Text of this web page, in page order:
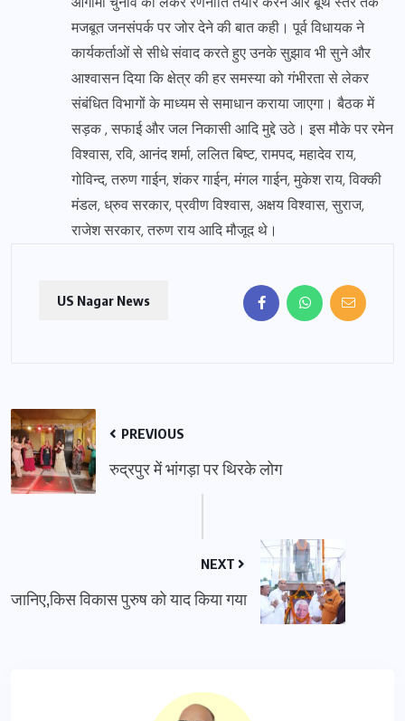
मजबूत जनसंपर्क पर जोर देने की बात कही। पूर्व विधायक ने
कार्यकर्ताओं से सीधे संवाद करते हुए उनके सुझाव भी सुने और
आश्वासन दिया कि क्षेत्र की हर समस्या को गंभीरता से लेकर
संबंधित विभागों के माध्यम से समाधान कराया जाएगा। बैठक में
सड़क , सफाई और जल निकासी आदि मुद्दे उठे। इस मौके पर रमेन
विश्वास, रवि, आनंद शर्मा, ललित बिष्ट, रामपद, महादेव राय,
गोविन्द, तरुण गाईन, शंकर गाईन, मंगल गाईन, मुकेश राय, विक्की
मंडल, ध्रुव सरकार, प्रवीण विश्वास, अक्षय विश्वास, सुराज,
राजेश सरकार, तरुण राय आदि मौजूद थे।
US Nagar News
PREVIOUS
रुद्रपुर में भांगड़ा पर थिरके लोग
NEXT
जानिए,किस विकास पुरुष को याद किया गया